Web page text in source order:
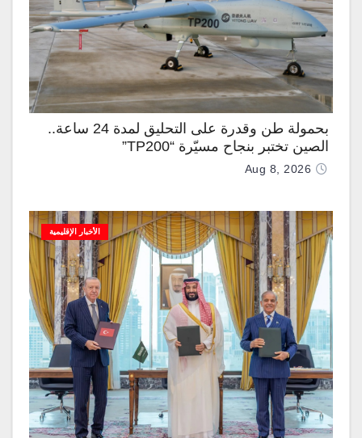
بحمولة طن وقدرة على التحليق لمدة 24 ساعة..
الصين تختبر بنجاح مسيّرة “TP200”
Aug 8, 2026
الأخبار الإقليمية